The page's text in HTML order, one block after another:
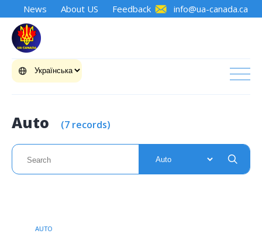
News About US Feedback info@ua-canada.ca
Auto (7 records)
AUTO